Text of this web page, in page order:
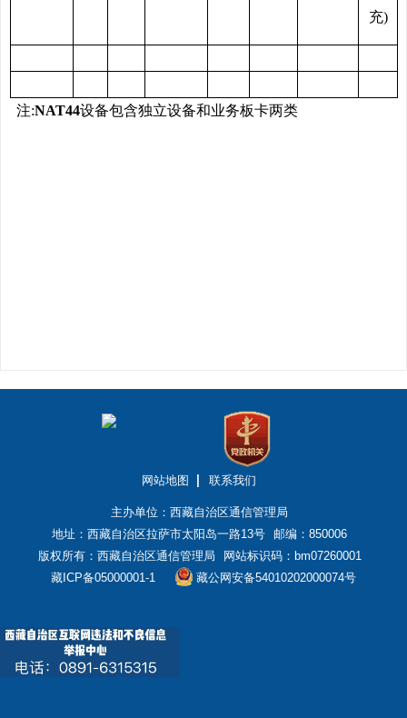
充)
注:NAT44设备包含独立设备和业务板卡两类
网站地图 联系我们
主办单位：西藏自治区通信管理局
地址：西藏自治区拉萨市太阳岛一路13号 邮编：850006
版权所有：西藏自治区通信管理局
网站标识码：bm07260001
藏ICP备05000001-1
藏公网安备54010202000074号